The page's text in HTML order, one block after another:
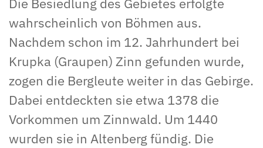
wahrscheinlich von Böhmen aus.
Nachdem schon im 12. Jahrhundert bei
Krupka (Graupen) Zinn gefunden wurde,
zogen die Bergleute weiter in das Gebirge.
Dabei entdeckten sie etwa 1378 die
Vorkommen um Zinnwald. Um 1440
wurden sie in Altenberg fündig. Die